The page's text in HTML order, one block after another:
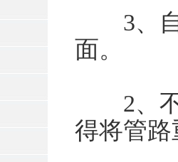
3、自
面。
2、不
得将管